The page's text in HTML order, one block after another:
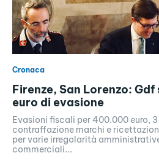
Cronaca
Firenze, San Lorenzo:
euro di evasione
Evasioni fiscali per 400.000 euro,
contraffazione marchi e
per varie irregolarità
commerciali...